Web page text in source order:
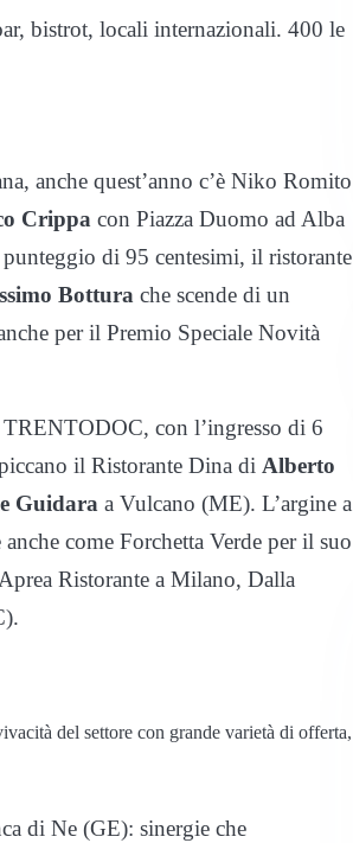
bistrot, locali internazionali. 400 le
anche quest’anno c’è Niko Romito
Crippa con Piazza Duomo ad Alba
di 95 centesimi, il ristorante
Bottura che scende di un
per il Premio Speciale Novità
con l’ingresso di 6
il Ristorante Dina di Alberto
Guidara a Vulcano (ME). L’argine a
come Forchetta Verde per il suo
Ristorante a Milano, Dalla
del settore con grande varietà di offerta,
di Ne (GE): sinergie che